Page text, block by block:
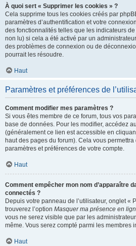
À quoi sert « Supprimer les cookies » ?
Cela supprime tous les cookies créés par
paramètres d’authentification et votre
des fonctionnalités telles que les indicateurs
non lu) si cela a été activé par un
des problèmes de connexion ou de
pourrait les résoudre.
Haut
Paramètres et préférences de
Comment modifier mes paramètres ?
Si vous êtes membre de ce forum, tous vos
base de données. Pour les modifier, accédez au
(généralement ce lien est accessible en
haut des pages du forum). Cela vous
paramètres et préférences de votre compte.
Haut
Comment empêcher mon nom d’apparaître
connectés ?
Depuis votre panneau de l’utilisateur, onglet «
trouverez l’option Masquer ma présence en
vous ne serez visible que par les
même. Vous serez compté parmi les membres
Haut